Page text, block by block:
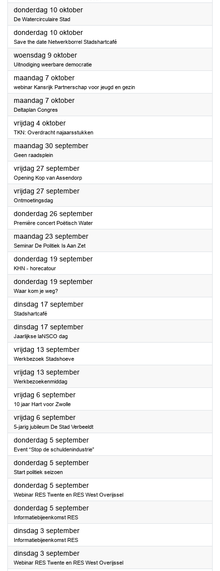
donderdag 10 oktober2024
De Watercirculaire Stad
donderdag 10 oktober2024
Save the date Netwerkborrel Stadshartcafé
woensdag 9 oktober2024
Uitnodiging weerbare democratie
maandag 7 oktober2024
webinar Kansrijk Partnerschap voor jeugd en gezin
maandag 7 oktober2024
Deltaplan Congres
vrijdag 4 oktober2024
TKN: Overdracht najaarsstukken
maandag 30 september2024
Geen raadsplein
vrijdag 27 september2024
Opening Kop van Assendorp
vrijdag 27 september2024
Ontmoetingsdag
donderdag 26 september2024
Première concert Poëtisch Water
maandag 23 september2024
Seminar De Politiek Is Aan Zet
donderdag 19 september2024
KHN - horecatour
donderdag 19 september2024
Waar kom je weg?
dinsdag 17 september2024
Stadshartcafé
dinsdag 17 september2024
Jaarlijkse laNSCO dag
vrijdag 13 september2024
Werkbezoek Stadshoeve
vrijdag 13 september2024
Werkbezoekenmiddag
vrijdag 6 september2024
10 jaar Hart voor Zwolle
vrijdag 6 september2024
5-jarig jubileum De Stad Verbeeldt
donderdag 5 september2024
Event “Stop de schuldenindustrie”
donderdag 5 september2024
Start politiek seizoen
donderdag 5 september2024
Webinar RES Twente en RES West Overijssel
donderdag 5 september2024
Informatiebijeenkomst RES
dinsdag 3 september2024
Informatiebijeenkomst RES
dinsdag 3 september2024
Webinar RES Twente en RES West Overijssel